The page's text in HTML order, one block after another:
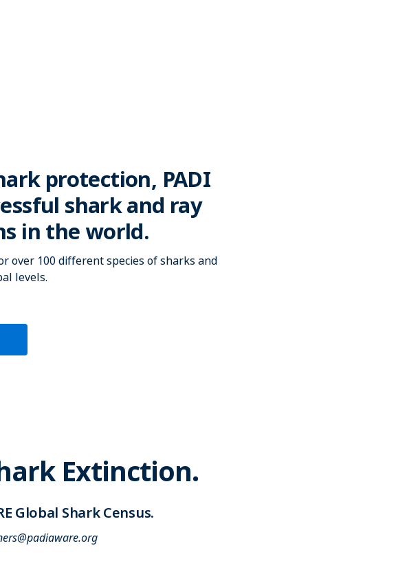
protection, PADI
shark and ray
in the world.
over 100 different species of sharks and
levels.
Extinction.
Global Shark Census.